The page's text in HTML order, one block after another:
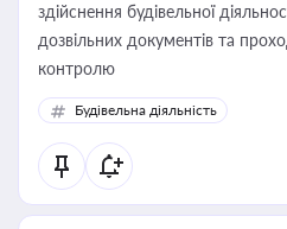
здійснення будівельної
дозвільних документів та
контролю
Будівельна діяльність